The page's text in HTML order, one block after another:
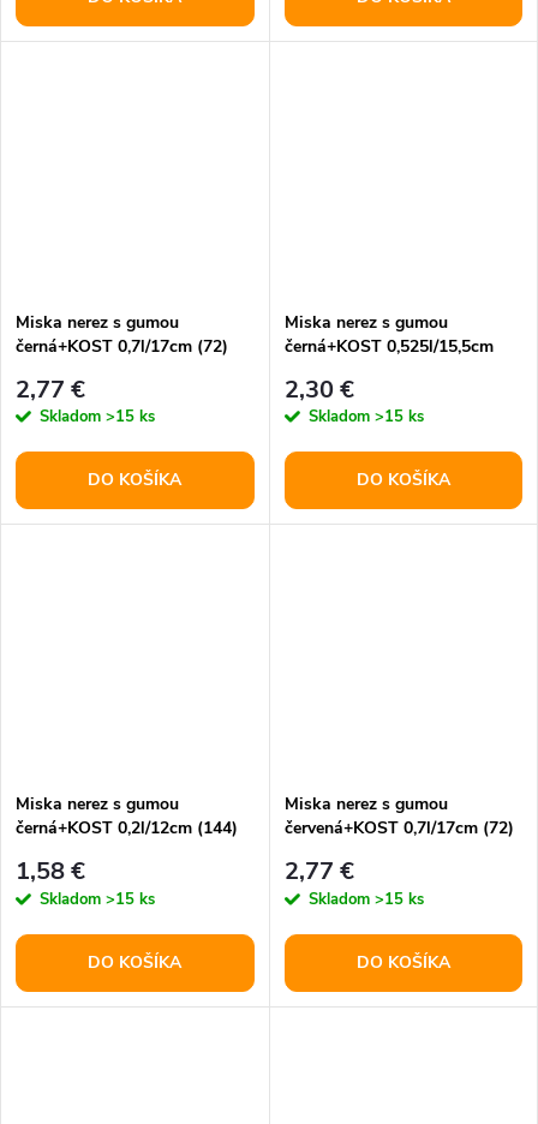
Miska nerez s gumou
černá+KOST 0,7l/17cm (72)
2,77 €
Skladom >15 ks
DO KOŠÍKA
Miska nerez s gumou
černá+KOST 0,525l/15,5cm
2,30 €
Skladom >15 ks
DO KOŠÍKA
Miska nerez s gumou
černá+KOST 0,2l/12cm (144)
1,58 €
Skladom >15 ks
DO KOŠÍKA
Miska nerez s gumou
červená+KOST 0,7l/17cm (72)
2,77 €
Skladom >15 ks
DO KOŠÍKA